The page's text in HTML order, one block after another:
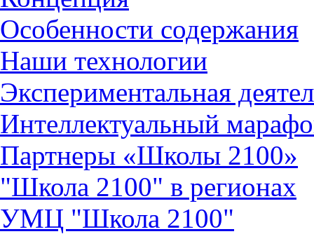
Особенности содержания
Наши технологии
Экспериментальная
Интеллектуальный
Партнеры «Школы 2100»
"Школа 2100" в регионах
УМЦ "Школа 2100"